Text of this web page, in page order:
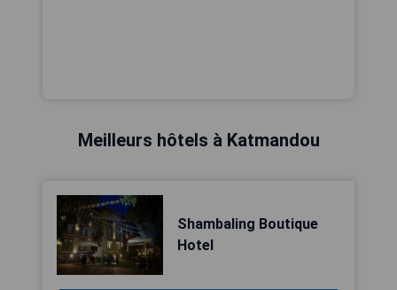
Meilleurs hôtels à Katmandou
Shambaling Boutique
Hotel